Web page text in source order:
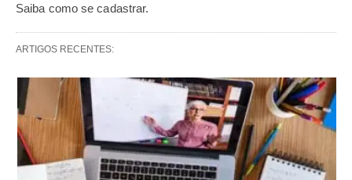
Saiba como se cadastrar.
ARTIGOS RECENTES: